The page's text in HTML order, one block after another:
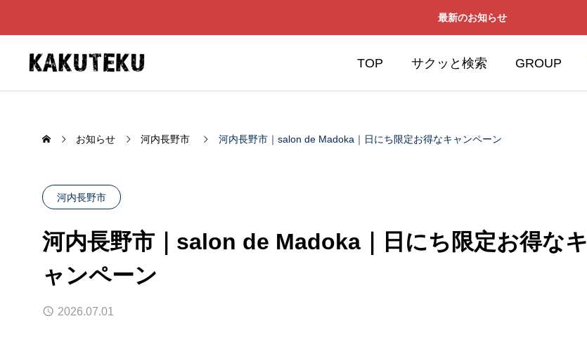
最新のお知らせ
TOP サクッと検索 GROUP
中国料理 蓮花
お知らせ 河内長野市 河内長野市｜salon de Madoka｜日にち限定お得なキャンペーン
河内長野市
河内長野市｜salon de Madoka｜日にち限定お得なキ
ャンペーン
2026.07.01